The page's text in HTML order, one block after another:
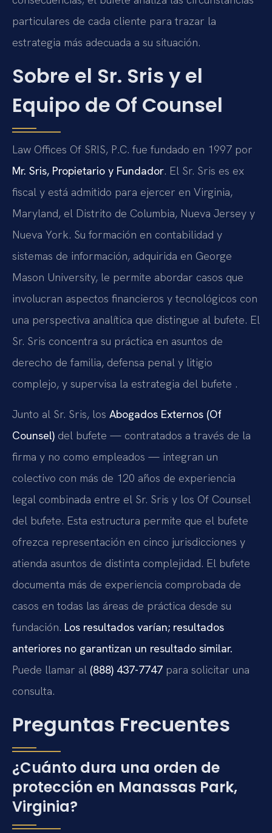
particulares de cada cliente para trazar la
estrategia más adecuada a su situación.
Sobre el Sr. Sris y el
Equipo de Of Counsel
Law Offices Of SRIS, P.C. fue fundado en 1997 por
Mr. Sris, Propietario y Fundador. El Sr. Sris es ex
fiscal y está admitido para ejercer en Virginia,
Maryland, el Distrito de Columbia, Nueva Jersey y
Nueva York. Su formación en contabilidad y
sistemas de información, adquirida en George
Mason University, le permite abordar casos que
involucran aspectos financieros y tecnológicos con
una perspectiva analítica que distingue al bufete. El
Sr. Sris concentra su práctica en asuntos de
derecho de familia, defensa penal y litigio
complejo, y supervisa la estrategia del bufete .
Junto al Sr. Sris, los Abogados Externos (Of
Counsel) del bufete — contratados a través de la
firma y no como empleados — integran un
colectivo con más de 120 años de experiencia
legal combinada entre el Sr. Sris y los Of Counsel
del bufete. Esta estructura permite que el bufete
ofrezca representación en cinco jurisdicciones y
atienda asuntos de distinta complejidad. El bufete
documenta más de experiencia comprobada de
casos en todas las áreas de práctica desde su
fundación. Los resultados varían; resultados
anteriores no garantizan un resultado similar.
Puede llamar al (888) 437-7747 para solicitar una
consulta.
Preguntas Frecuentes
¿Cuánto dura una orden de
protección en Manassas Park,
Virginia?